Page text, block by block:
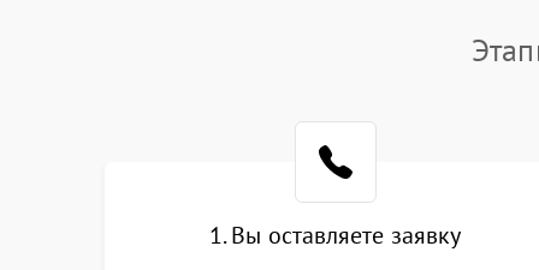
1. Вы оставляете заявку